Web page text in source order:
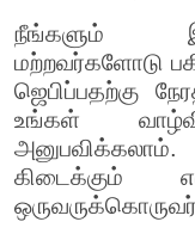
நீங்களும்
மற்றவர்களோடு
ஜெபிப்பதற்கு
உங்கள்
கிடைக்கும்